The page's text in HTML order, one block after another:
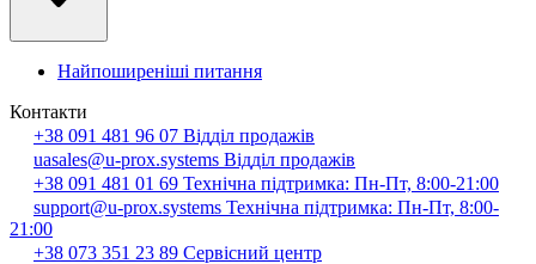
Найпоширеніші питання
Контакти
+38 091 481 96 07 Відділ продажів
uasales@u-prox.systems Відділ продажів
+38 091 481 01 69 Технічна підтримка: Пн-Пт, 8:00-21:00
support@u-prox.systems Технічна підтримка: Пн-Пт, 8:00-
21:00
+38 073 351 23 89 Сервісний центр